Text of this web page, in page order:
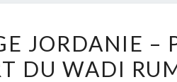
DE
VOYAGE
JORDANIE –
DU WADI